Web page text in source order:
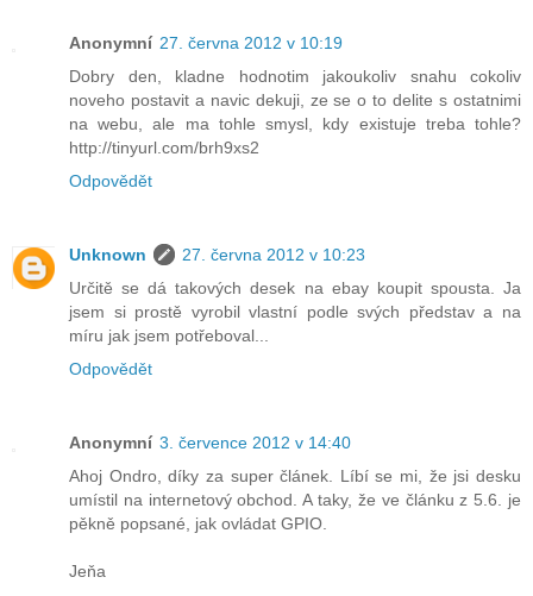
Anonymní 27. června 2012 v 10:19
Dobry den, kladne hodnotim jakoukoliv snahu cokoliv
noveho postavit a navic dekuji, ze se o to delite s ostatnimi
na webu, ale ma tohle smysl, kdy existuje treba tohle?
http://tinyurl.com/brh9xs2
Odpovědět
Unknown
27. června 2012 v 10:23
Určitě se dá takových desek na ebay koupit spousta. Ja
jsem si prostě vyrobil vlastní podle svých představ a na
míru jak jsem potřeboval...
Odpovědět
Anonymní 3. července 2012 v 14:40
Ahoj Ondro, díky za super článek. Líbí se mi, že jsi desku
umístil na internetový obchod. A taky, že ve článku z 5.6. je
pěkně popsané, jak ovládat GPIO.
Jeňa